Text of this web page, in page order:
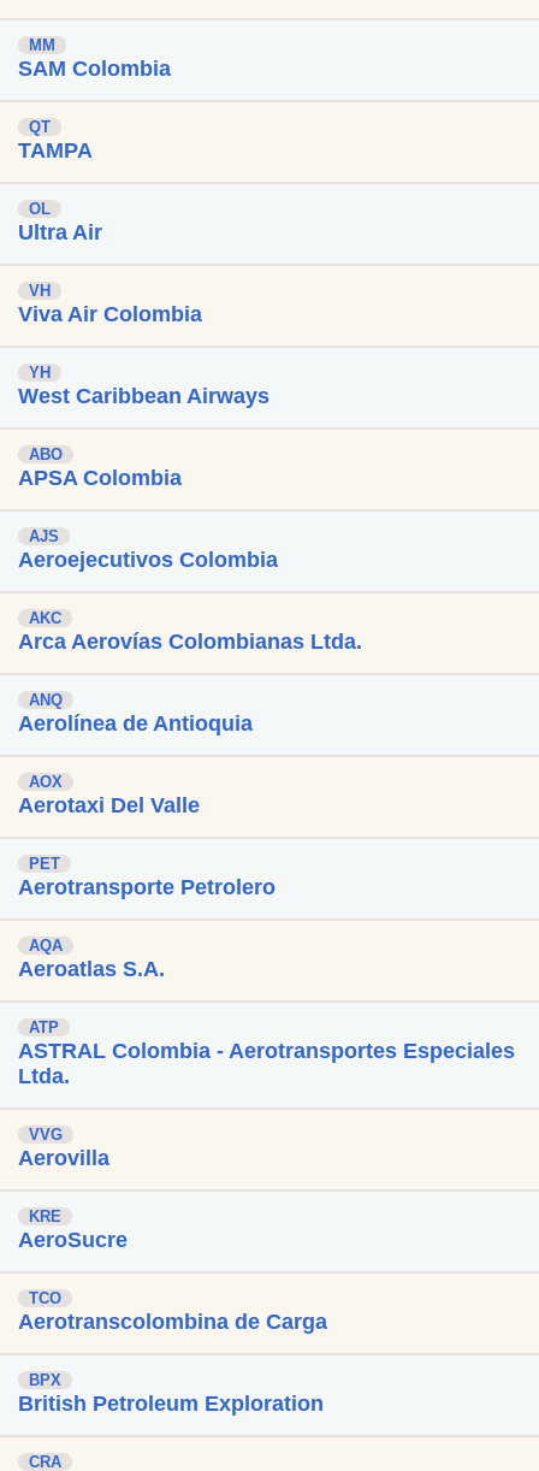
MM
SAM Colombia
QT
TAMPA
OL
Ultra Air
VH
Viva Air Colombia
YH
West Caribbean Airways
ABO
APSA Colombia
AJS
Aeroejecutivos Colombia
AKC
Arca Aerovías Colombianas Ltda.
ANQ
Aerolínea de Antioquia
AOX
Aerotaxi Del Valle
PET
Aerotransporte Petrolero
AQA
Aeroatlas S.A.
ATP
ASTRAL Colombia - Aerotransportes Especiales
Ltda.
VVG
Aerovilla
KRE
AeroSucre
TCO
Aerotranscolombina de Carga
BPX
British Petroleum Exploration
CRA